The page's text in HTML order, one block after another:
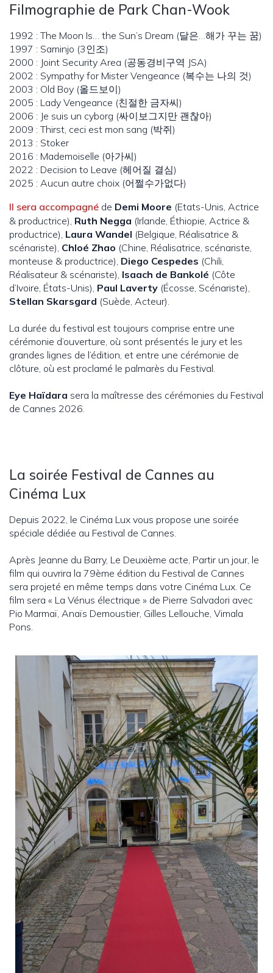
Filmographie de Park Chan-Wook
1992 : The Moon Is… the Sun’s Dream (달은…해가 꾸는 꿈)
1997 : Saminjo (3인조)
2000 : Joint Security Area (공동경비구역 JSA)
2002 : Sympathy for Mister Vengeance (복수는 나의 것)
2003 : Old Boy (올드보이)
2005 : Lady Vengeance (친절한 금자씨)
2006 : Je suis un cyborg (싸이보그지만 괜찮아)
2009 : Thirst, ceci est mon sang (박쥐)
2013 : Stoker
2016 : Mademoiselle (아가씨)
2022 : Decision to Leave (헤어질 결심)
2025 : Aucun autre choix (어쩔수가없다)
Il sera accompagné de Demi Moore (Etats-Unis, Actrice
& productrice), Ruth Negga (Irlande, Éthiopie, Actrice &
productrice), Laura Wandel (Belgique, Réalisatrice &
scénariste), Chloé Zhao (Chine, Réalisatrice, scénariste,
monteuse & productrice), Diego Cespedes (Chili,
Réalisateur & scénariste), Isaach de Bankolé (Côte
d’Ivoire, États-Unis), Paul Laverty (Écosse, Scénariste),
Stellan Skarsgard (Suède, Acteur).
La durée du festival est toujours comprise entre une
cérémonie d’ouverture, où sont présentés le jury et les
grandes lignes de l’édition, et entre une cérémonie de
clôture, où est proclamé le palmarès du Festival.
Eye Haïdara sera la maîtresse des cérémonies du Festival
de Cannes 2026.
La soirée Festival de Cannes au
Cinéma Lux
Depuis 2022, le Cinéma Lux vous propose une soirée
spéciale dédiée au Festival de Cannes.
Après Jeanne du Barry, Le Deuxième acte, Partir un jour, le
film qui ouvrira la 79ème édition du Festival de Cannes
sera projeté en même temps dans votre Cinéma Lux. Ce
film sera « La Vénus électrique » de Pierre Salvadori avec
Pio Marmaï, Anaïs Demoustier, Gilles Lellouche, Vimala
Pons.